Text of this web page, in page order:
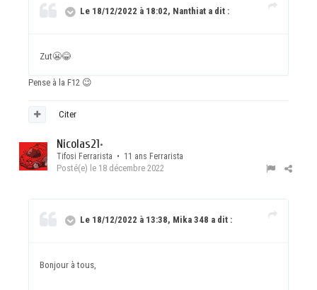
Le 18/12/2022 à 18:02, Nanthiat a dit :
Zut😬😂
Pense à la F12 😉
Citer
Nicolas21•
Tifosi Ferrarista • 11 ans Ferrarista
Posté(e) le 18 décembre 2022
Le 18/12/2022 à 13:38, Mika 348 a dit :
Bonjour à tous,